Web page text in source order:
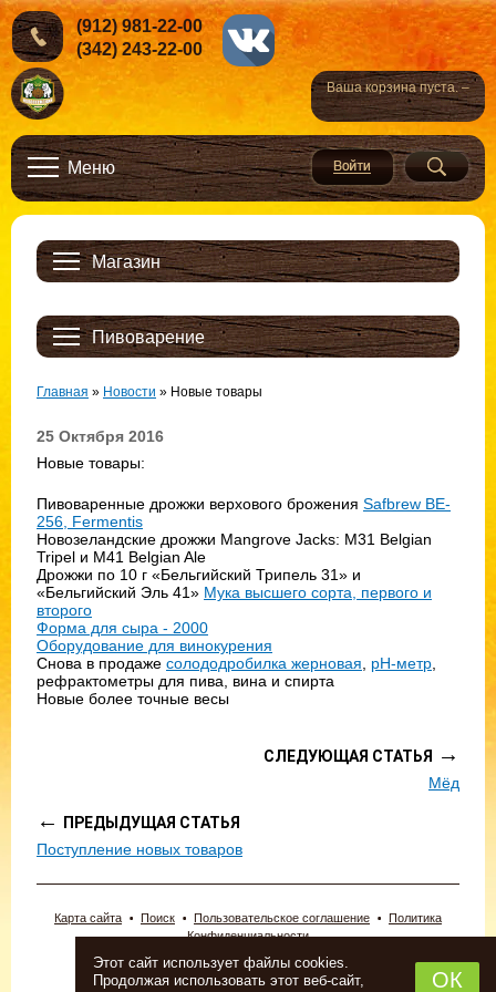
Ваша корзина пуста. –
(912) 981-22-00
(342) 243-22-00
Меню
Магазин
Пивоварение
Главная » Новости » Новые товары
25 Октября 2016
Новые товары:
Пивоваренные дрожжи верхового брожения Safbrew BE-
256, Fermentis
Новозеландские дрожжи Mangrove Jacks: M31 Belgian
Tripel и М41 Belgian Ale
Дрожжи по 10 г «Бельгийский Трипель 31» и
«Бельгийский Эль 41» Мука высшего сорта, первого и
второго
Форма для сыра - 2000
Оборудование для винокурения
Снова в продаже солододробилка жерновая pH-метр
рефрактометры для пива, вина и спирта
Новые более точные весы
СЛЕДУЮЩАЯ СТАТЬЯ →
Мёд
←
ПРЕДЫДУЩАЯ СТАТЬЯ
Поступление новых товаров
Карта сайта Поиск Пользовательское соглашение
Политика
Конфиденциальности
© 2026 «Новопермский пивовар».
ИП Новоселова Анна Леонидовна.
Тел: (342) 243-22-00, 2-409-203
Этот сайт использует файлы cookies.
Продолжая использовать этот веб-сайт,
ОК